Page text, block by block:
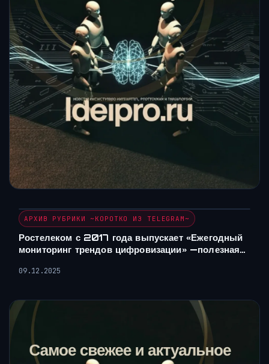
АРХИВ РУБРИКИ ~КОРОТКО ИЗ TELEGRAM~
Ростелеком с 2017 года выпускает «Ежегодный
мониторинг трендов цифровизации» —полезная…
09.12.2025